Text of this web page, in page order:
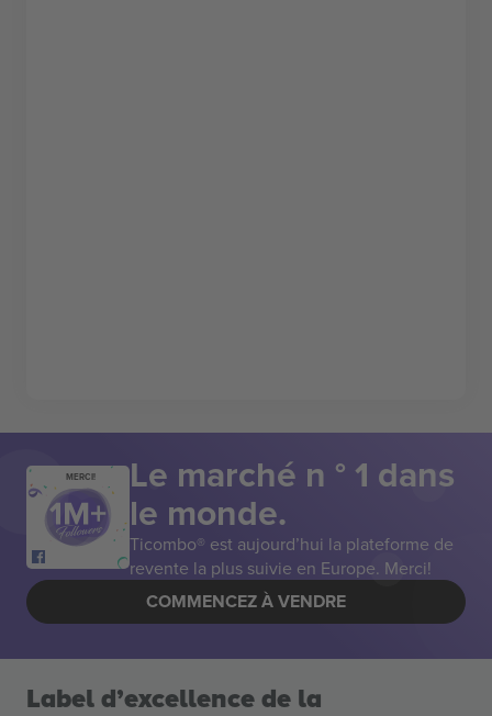
MERCI! Le marché n ° 1 dans
le monde.
Ticombo® est aujourd’hui la plateforme de
revente la plus suivie en Europe. Merci!
COMMENCEZ À VENDRE
Label d’excellence de la